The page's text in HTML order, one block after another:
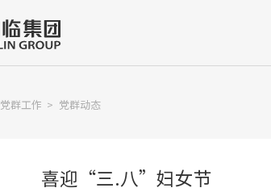
党群工作 > 党群动态
喜迎“三.八”妇女节